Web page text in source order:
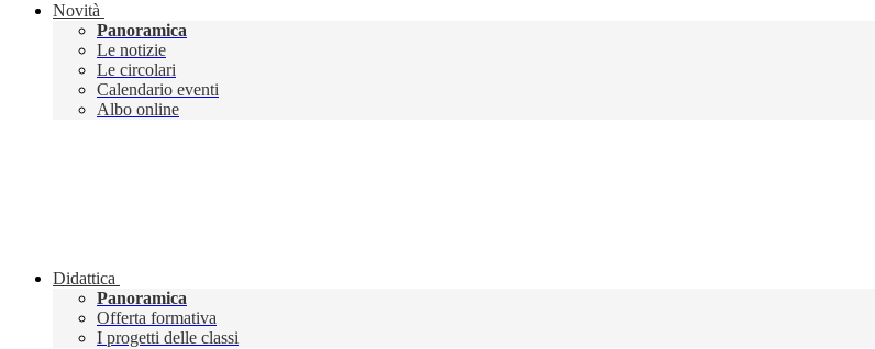
Novità
Panoramica
Le notizie
Le circolari
Calendario eventi
Albo online
Didattica
Panoramica
Offerta formativa
I progetti delle classi